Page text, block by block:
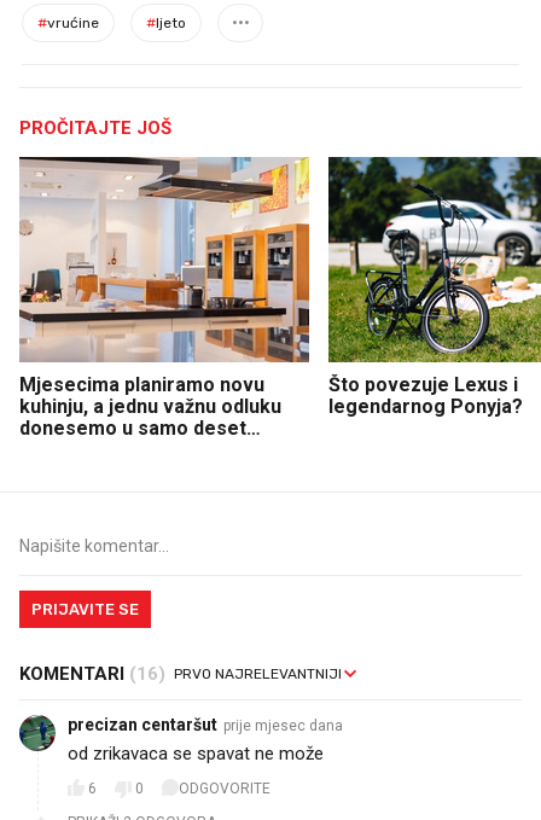
#vrućine #ljeto
PROČITAJTE JOŠ
Mjesecima planiramo novu
kuhinju, a jednu važnu odluku
donesemo u samo deset
Što povezuje Lexus i
legendarnog Ponyja?
PRIJAVITE SE
KOMENTARI (16)
precizan centaršut prije mjesec dana
od zrikavaca se spavat ne može
6 0
ODGOVORITE